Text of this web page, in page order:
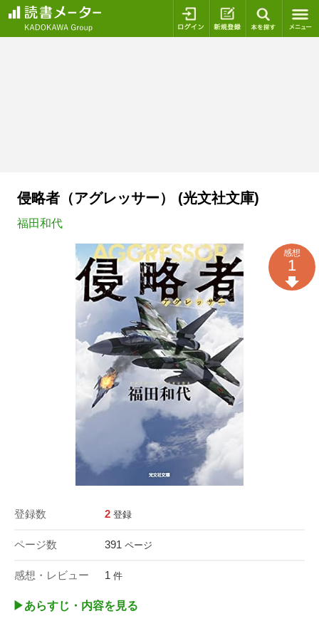
ログイン 新規登録
侵略者（アグレッサー） (光文社文庫)
福田和代
登録数 2 登録
ページ数 391 ページ
感想・レビュー 1 件
感想
1
▶︎あらすじ・内容を見る